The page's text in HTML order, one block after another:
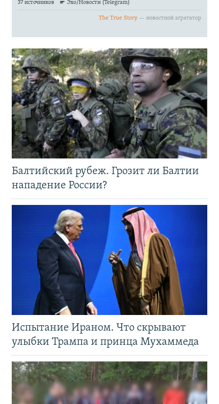
Балтийский рубеж. Грозит ли Балтии
нападение России?
Испытание Ираном. Что скрывают
улыбки Трампа и принца Мухаммеда